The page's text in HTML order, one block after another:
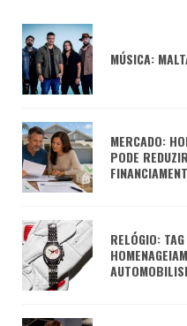
MÚSICA:
MERCADO:
PODE
RELÓGIO: